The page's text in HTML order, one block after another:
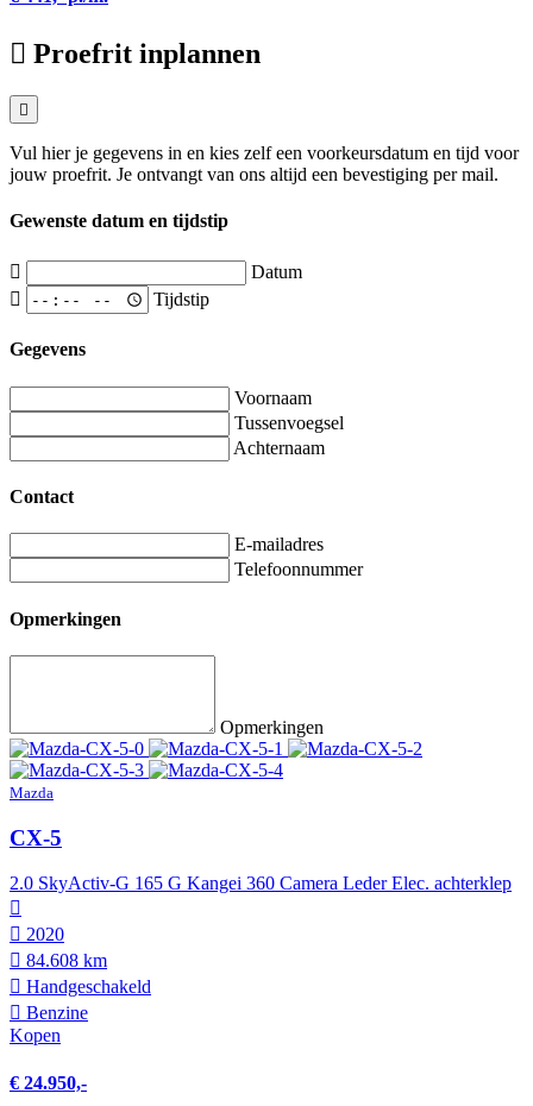
Proefrit inplannen
Vul hier je gegevens in en kies zelf een voorkeursdatum en tijd voor
jouw proefrit. Je ontvangt van ons altijd een bevestiging per mail.
Gewenste datum en tijdstip
Datum
Tijdstip
Gegevens
Voornaam
Tussenvoegsel
Achternaam
Contact
E-mailadres
Telefoonnummer
Opmerkingen
Opmerkingen
Mazda
CX-5
2.0 SkyActiv-G 165 G Kangei 360 Camera Leder Elec. achterklep
2020
84.608 km
Hand­geschakeld
Benzine
Kopen
€ 24.950,-